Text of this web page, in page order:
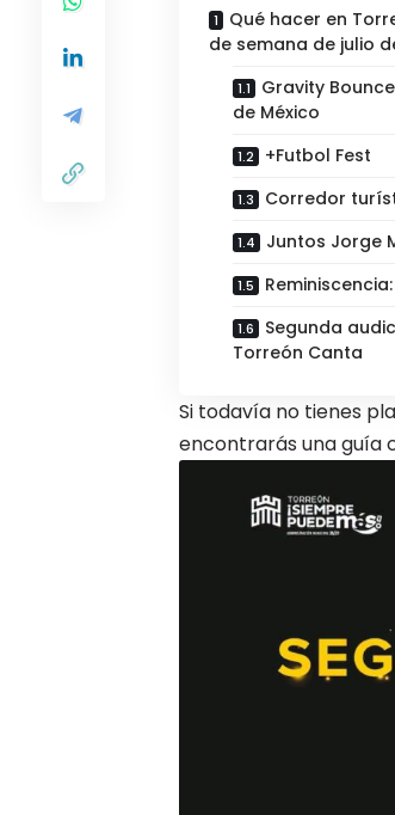
Qué hacer en
de semana de julio
Gravity
de México
+Futbol Fest
Corredor
Juntos Jorge
Segunda
Torreón Canta
Si todavía no tienes
encontrarás una guía